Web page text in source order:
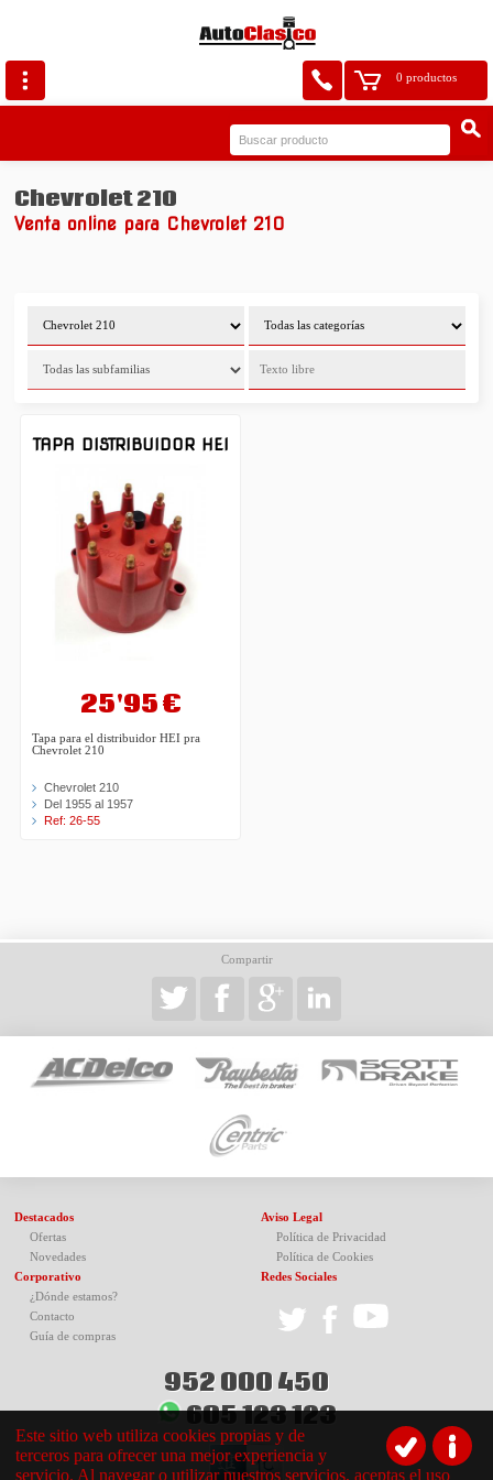
0 productos
Chevrolet 210
Venta online para Chevrolet 210
TAPA DISTRIBUIDOR HEI
25'95 €
Tapa para el distribuidor HEI pra
Chevrolet 210
Chevrolet 210
Del 1955 al 1957
Ref: 26-55
Compartir
Destacados
Ofertas
Novedades
Corporativo
¿Dónde estamos?
Contacto
Guía de compras
Aviso Legal
Política de Privacidad
Política de Cookies
Redes Sociales
952 000 450
605 123 123
Este sitio web utiliza cookies propias y de
terceros para ofrecer una mejor experiencia y
servicio. Al navegar o utilizar nuestros servicios, aceptas el uso